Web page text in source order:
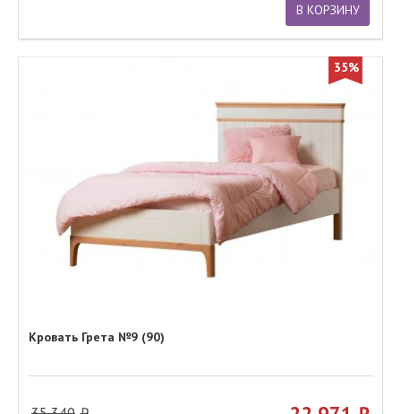
В КОРЗИНУ
35%
Кровать Грета №9 (90)